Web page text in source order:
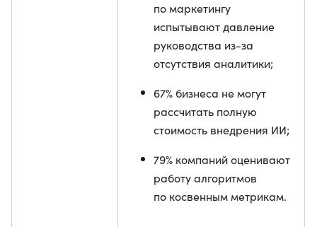
по маркетингу
испытывают давление
руководства из-за
отсутствия аналитики;
67% бизнеса не могут
рассчитать полную
стоимость внедрения ИИ;
79% компаний оценивают
работу алгоритмов
по косвенным метрикам.